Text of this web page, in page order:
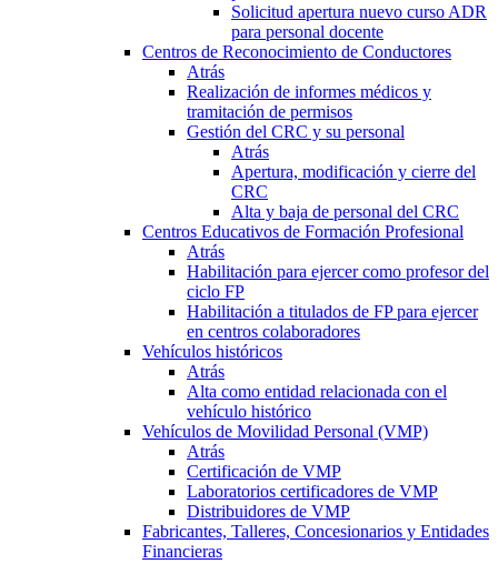
Solicitud apertura nuevo curso ADR
para personal docente
Centros de Reconocimiento de Conductores
Atrás
Realización de informes médicos y
tramitación de permisos
Gestión del CRC y su personal
Atrás
Apertura, modificación y cierre del
CRC
Alta y baja de personal del CRC
Centros Educativos de Formación Profesional
Atrás
Habilitación para ejercer como profesor del
ciclo FP
Habilitación a titulados de FP para ejercer
en centros colaboradores
Vehículos históricos
Atrás
Alta como entidad relacionada con el
vehículo histórico
Vehículos de Movilidad Personal (VMP)
Atrás
Certificación de VMP
Laboratorios certificadores de VMP
Distribuidores de VMP
Fabricantes, Talleres, Concesionarios y Entidades
Financieras